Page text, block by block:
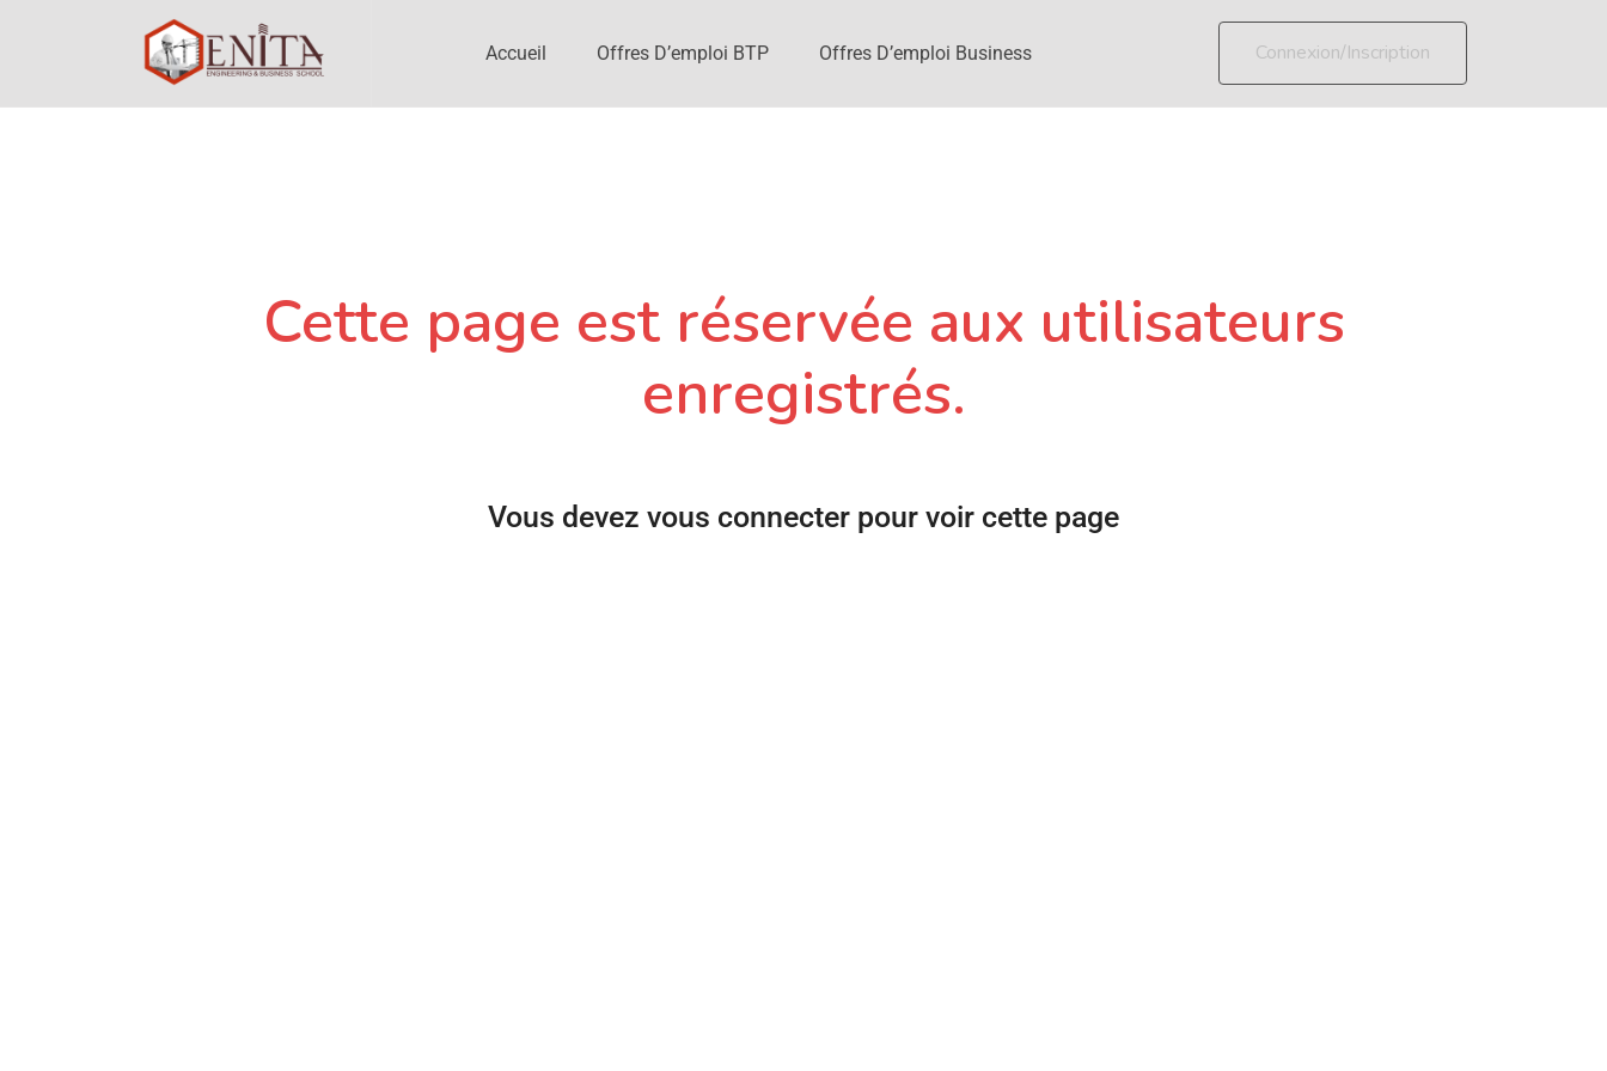
Accueil Offres D’emploi BTP Offres D’emploi Business Connexion/Inscription
Cette page est réservée aux utilisateurs
enregistrés.
Vous devez vous connecter pour voir cette page